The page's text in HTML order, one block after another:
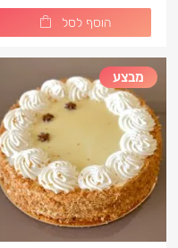
הוסף לסל
מבצע